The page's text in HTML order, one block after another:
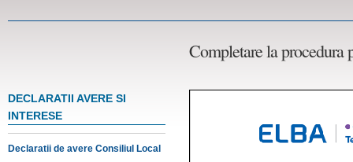
Completare la procedura
DECLARATII AVERE SI
INTERESE
Declaratii de avere Consiliul Local